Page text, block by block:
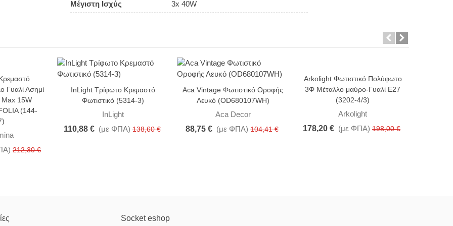
Μέγιστη Ισχύς 3x 40W
Γυαλί Ασημί
15W
(144-
212,30 €
-20%InLight Τρίφωτο Κρεμαστό
Φωτιστικό (5314-3)
InLight
110,88 € (με ΦΠΑ) 138,60 €
-15%
Aca Vintage Φωτιστικό Οροφής
Λευκό (OD680107WH)
Aca Decor
88,75 € (με ΦΠΑ) 104,41 €
-10%
Arkolight Φωτιστικό Πολύφωτο
3Φ Μέταλλο μαύρο-Γυαλί Ε27
(3202-4/3)
Arkolight
178,20 € (με ΦΠΑ) 198,00 €
Socket eshop